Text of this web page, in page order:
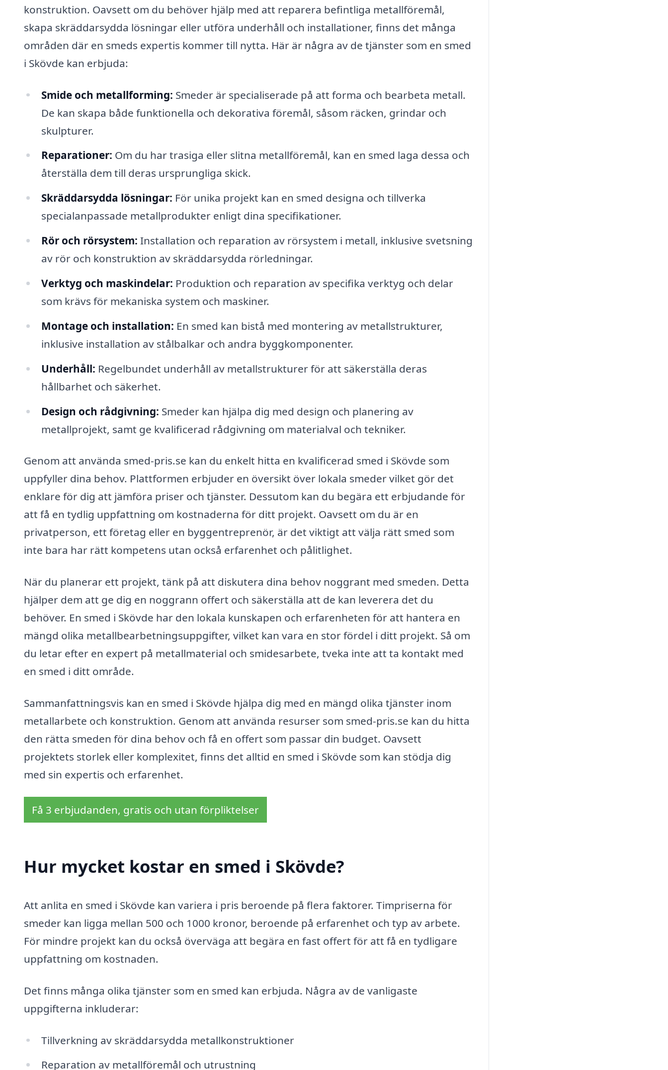
konstruktion. Oavsett om du behöver hjälp med att reparera befintliga metallföremål,
skapa skräddarsydda lösningar eller utföra underhåll och installationer, finns det många
områden där en smeds expertis kommer till nytta. Här är några av de tjänster som en smed
i Skövde kan erbjuda:
Smide och metallforming: Smeder är specialiserade på att forma och bearbeta metall.
De kan skapa både funktionella och dekorativa föremål, såsom räcken, grindar och
skulpturer.
Reparationer: Om du har trasiga eller slitna metallföremål, kan en smed laga dessa och
återställa dem till deras ursprungliga skick.
Skräddarsydda lösningar: För unika projekt kan en smed designa och tillverka
specialanpassade metallprodukter enligt dina specifikationer.
Rör och rörsystem: Installation och reparation av rörsystem i metall, inklusive svetsning
av rör och konstruktion av skräddarsydda rörledningar.
Verktyg och maskindelar: Produktion och reparation av specifika verktyg och delar
som krävs för mekaniska system och maskiner.
Montage och installation: En smed kan bistå med montering av metallstrukturer,
inklusive installation av stålbalkar och andra byggkomponenter.
Underhåll: Regelbundet underhåll av metallstrukturer för att säkerställa deras
hållbarhet och säkerhet.
Design och rådgivning: Smeder kan hjälpa dig med design och planering av
metallprojekt, samt ge kvalificerad rådgivning om materialval och tekniker.
Genom att använda smed-pris.se kan du enkelt hitta en kvalificerad smed i Skövde som
uppfyller dina behov. Plattformen erbjuder en översikt över lokala smeder vilket gör det
enklare för dig att jämföra priser och tjänster. Dessutom kan du begära ett erbjudande för
att få en tydlig uppfattning om kostnaderna för ditt projekt. Oavsett om du är en
privatperson, ett företag eller en byggentreprenör, är det viktigt att välja rätt smed som
inte bara har rätt kompetens utan också erfarenhet och pålitlighet.
När du planerar ett projekt, tänk på att diskutera dina behov noggrant med smeden. Detta
hjälper dem att ge dig en noggrann offert och säkerställa att de kan leverera det du
behöver. En smed i Skövde har den lokala kunskapen och erfarenheten för att hantera en
mängd olika metallbearbetningsuppgifter, vilket kan vara en stor fördel i ditt projekt. Så om
du letar efter en expert på metallmaterial och smidesarbete, tveka inte att ta kontakt med
en smed i ditt område.
Sammanfattningsvis kan en smed i Skövde hjälpa dig med en mängd olika tjänster inom
metallarbete och konstruktion. Genom att använda resurser som smed-pris.se kan du hitta
den rätta smeden för dina behov och få en offert som passar din budget. Oavsett
projektets storlek eller komplexitet, finns det alltid en smed i Skövde som kan stödja dig
med sin expertis och erfarenhet.
Få 3 erbjudanden, gratis och utan förpliktelser
Hur mycket kostar en smed i Skövde?
Att anlita en smed i Skövde kan variera i pris beroende på flera faktorer. Timpriserna för
smeder kan ligga mellan 500 och 1000 kronor, beroende på erfarenhet och typ av arbete.
För mindre projekt kan du också överväga att begära en fast offert för att få en tydligare
uppfattning om kostnaden.
Det finns många olika tjänster som en smed kan erbjuda. Några av de vanligaste
uppgifterna inkluderar:
Tillverkning av skräddarsydda metallkonstruktioner
Reparation av metallföremål och utrustning